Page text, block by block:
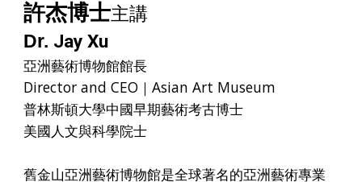
許杰博士主講
Dr. Jay Xu
亞洲藝術博物館館長
Director and CEO｜Asian Art Museum
普林斯頓大學中國早期藝術考古博士
美國人文與科學院士
舊金山亞洲藝術博物館是全球著名的亞洲藝術專業